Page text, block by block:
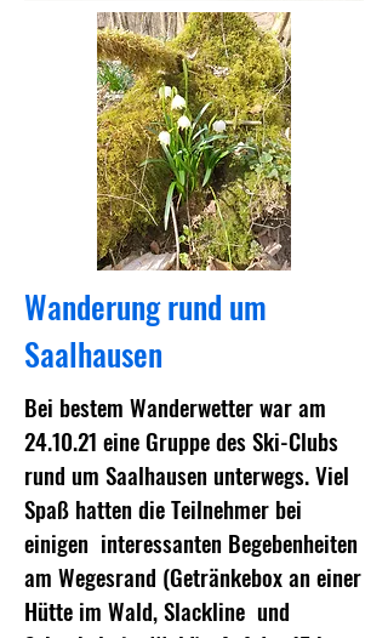
Wanderung rund um
Saalhausen
Bei bestem Wanderwetter war am
24.10.21 eine Gruppe des Ski-Clubs
rund um Saalhausen unterwegs. Viel
Spaß hatten die Teilnehmer bei
einigen interessanten Begebenheiten
am Wegesrand (Getränkebox an einer
Hütte im Wald, Slackline und